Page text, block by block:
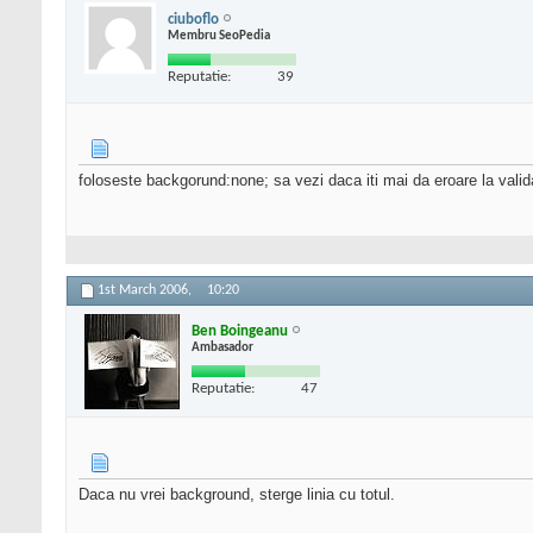
ciuboflo
Membru SeoPedia
Reputatie: 39
foloseste backgorund:none; sa vezi daca iti mai da eroare la
1st March 2006, 10:20
Ben Boingeanu
Ambasador
Reputatie: 47
Daca nu vrei background, sterge linia cu totul.